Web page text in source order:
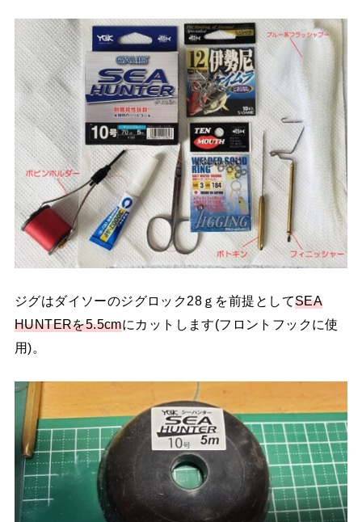
ジグはダイソーのジグロック28ｇを前提としてSEA
HUNTERを5.5cmにカットします(フロントフックに使
用)。